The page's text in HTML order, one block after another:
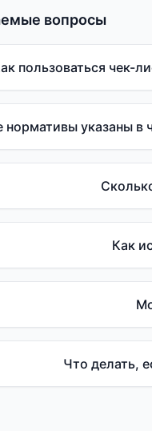
вопросы
пользоваться чек-
нормативы указаны в
Как
Что делать,